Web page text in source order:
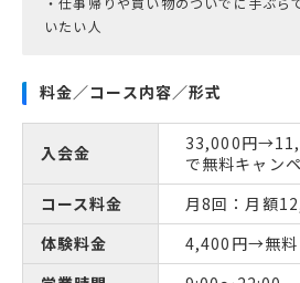
いたい人
料金／コース内容／形式
入会金
33,000円
で無料キャン
コース料金
月8回：月額
体験料金
4,400円→無料